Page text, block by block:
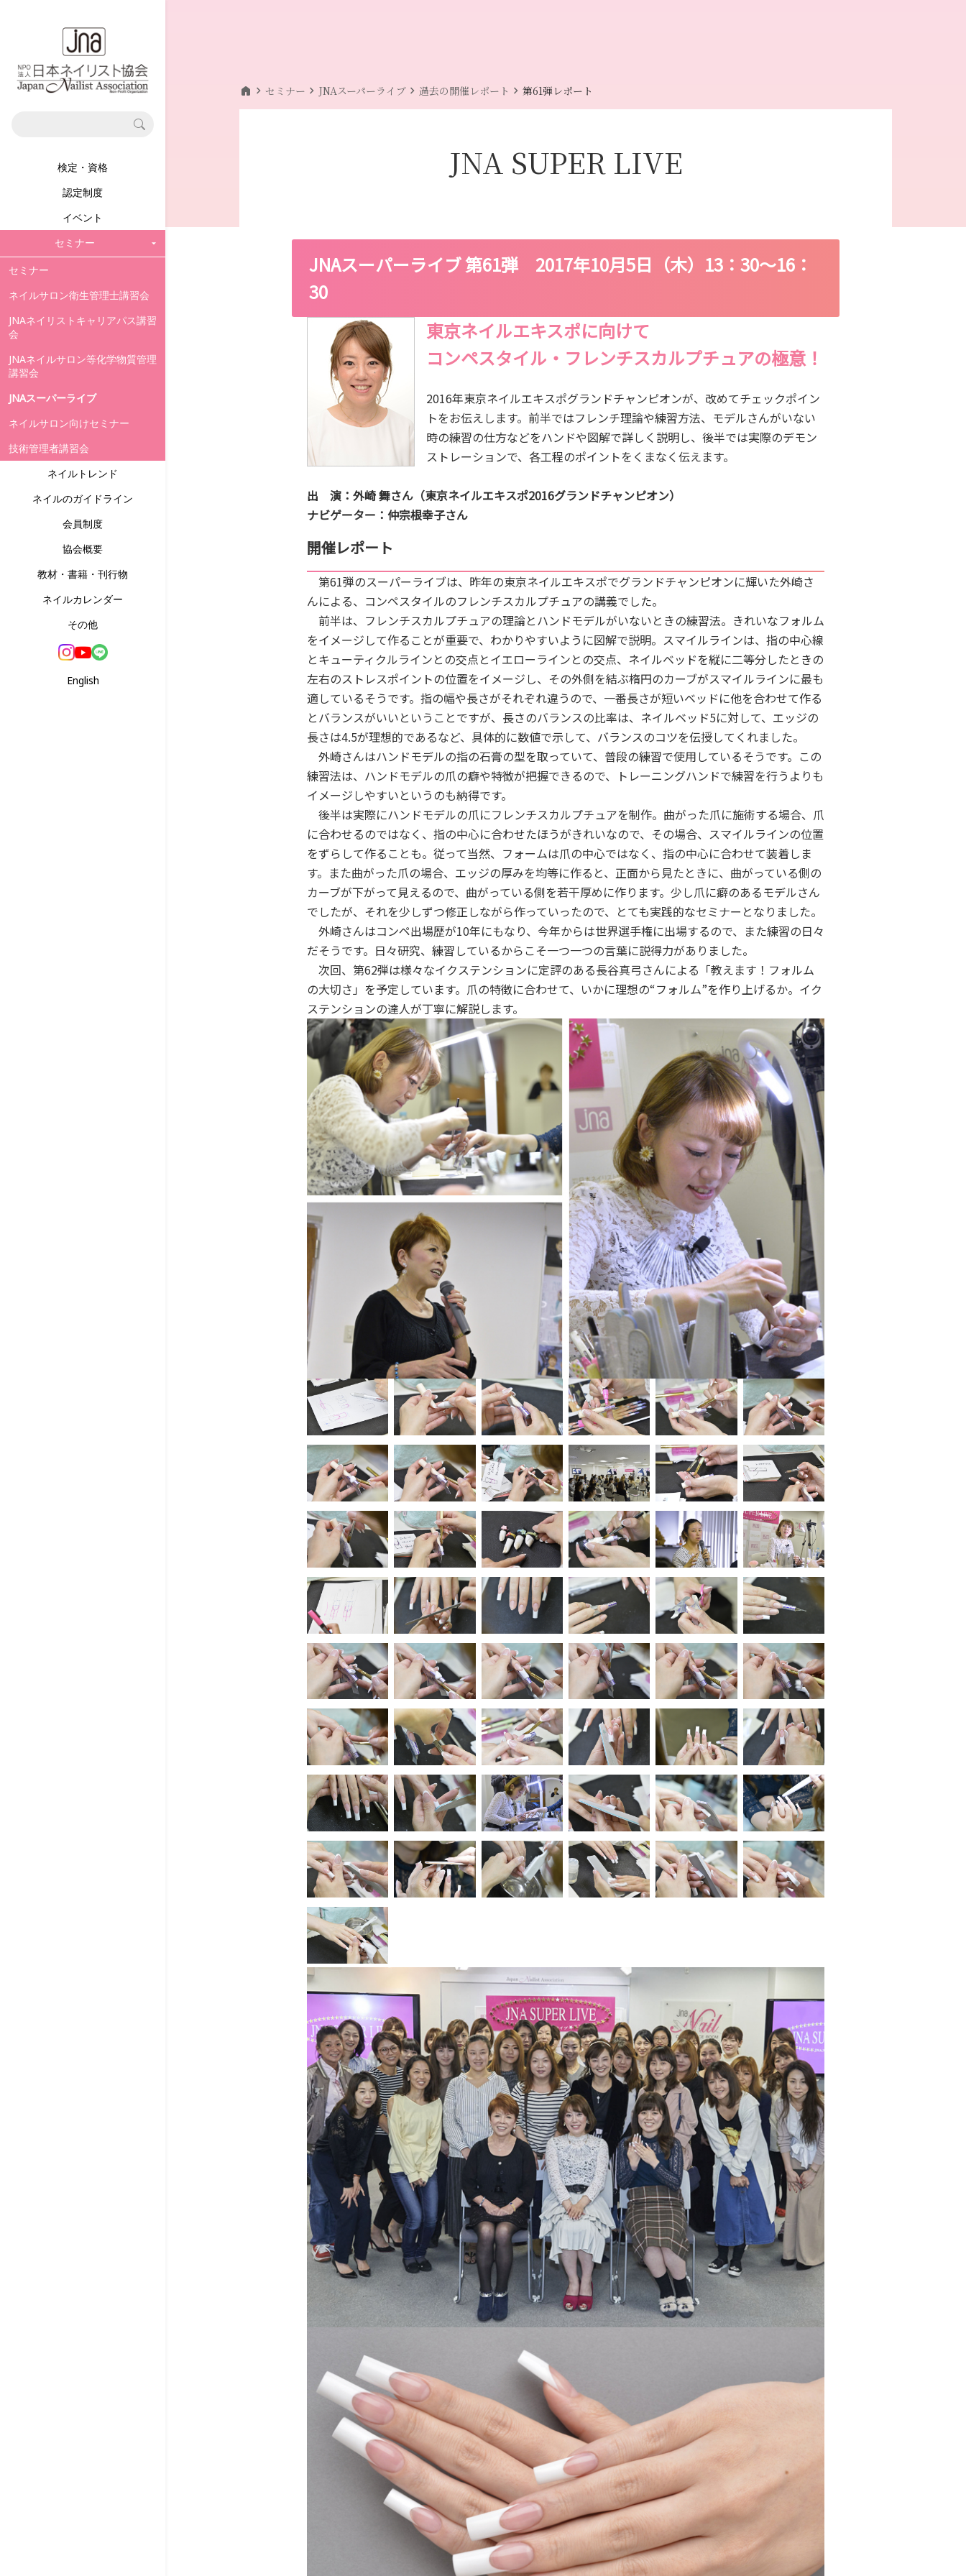
検定・資格
認定制度
イベント
セミナー
セミナー
ネイルサロン衛生管理士講習会
JNAネイリストキャリアパス講習
会
JNAネイルサロン等化学物質管理
講習会
JNAスーパーライブ
ネイルサロン向けセミナー
技術管理者講習会
ネイルトレンド
ネイルのガイドライン
会員制度
協会概要
教材・書籍・刊行物
ネイルカレンダー
その他
English
home chevron_right セミナー chevron_right JNAスーパーライブchevron_right 過去の開催レポート chevron_right 第61弾レポート
JNA SUPER LIVE
JNAスーパーライブ 第61弾 2017年10月5日（木）13：30〜16：
30
東京ネイルエキスポに向けて
コンペスタイル・フレンチスカルプチュアの極意！
2016年東京ネイルエキスポグランドチャンピオンが、改めてチェックポイン
トをお伝えします。前半ではフレンチ理論や練習方法、モデルさんがいない
時の練習の仕方などをハンドや図解で詳しく説明し、後半では実際のデモン
ストレーションで、各工程のポイントをくまなく伝えます。
出 演：外崎 舞さん（東京ネイルエキスポ2016グランドチャンピオン）
ナビゲーター：仲宗根幸子さん
開催レポート
第61弾のスーパーライブは、昨年の東京ネイルエキスポでグランドチャンピオンに輝いた外崎さ
んによる、コンペスタイルのフレンチスカルプチュアの講義でした。
前半は、フレンチスカルプチュアの理論とハンドモデルがいないときの練習法。きれいなフォルム
をイメージして作ることが重要で、わかりやすいように図解で説明。スマイルラインは、指の中心線
とキューティクルラインとの交点とイエローラインとの交点、ネイルベッドを縦に二等分したときの
左右のストレスポイントの位置をイメージし、その外側を結ぶ楕円のカーブがスマイルラインに最も
適しているそうです。指の幅や長さがそれぞれ違うので、一番長さが短いベッドに他を合わせて作る
とバランスがいいということですが、長さのバランスの比率は、ネイルベッド5に対して、エッジの
長さは4.5が理想的であるなど、具体的に数値で示して、バランスのコツを伝授してくれました。
外崎さんはハンドモデルの指の石膏の型を取っていて、普段の練習で使用しているそうです。この
練習法は、ハンドモデルの爪の癖や特徴が把握できるので、トレーニングハンドで練習を行うよりも
イメージしやすいというのも納得です。
後半は実際にハンドモデルの爪にフレンチスカルプチュアを制作。曲がった爪に施術する場合、爪
に合わせるのではなく、指の中心に合わせたほうがきれいなので、その場合、スマイルラインの位置
をずらして作ることも。従って当然、フォームは爪の中心ではなく、指の中心に合わせて装着しま
す。また曲がった爪の場合、エッジの厚みを均等に作ると、正面から見たときに、曲がっている側の
カーブが下がって見えるので、曲がっている側を若干厚めに作ります。少し爪に癖のあるモデルさん
でしたが、それを少しずつ修正しながら作っていったので、とても実践的なセミナーとなりました。
外崎さんはコンペ出場歴が10年にもなり、今年からは世界選手権に出場するので、また練習の日々
だそうです。日々研究、練習しているからこそ一つ一つの言葉に説得力がありました。
次回、第62弾は様々なイクステンションに定評のある長谷真弓さんによる「教えます！フォルム
の大切さ」を予定しています。爪の特徴に合わせて、いかに理想の“フォルム”を作り上げるか。イク
ステンションの達人が丁寧に解説します。